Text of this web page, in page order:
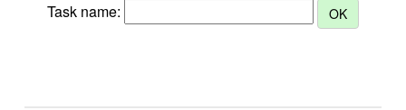
Task name: